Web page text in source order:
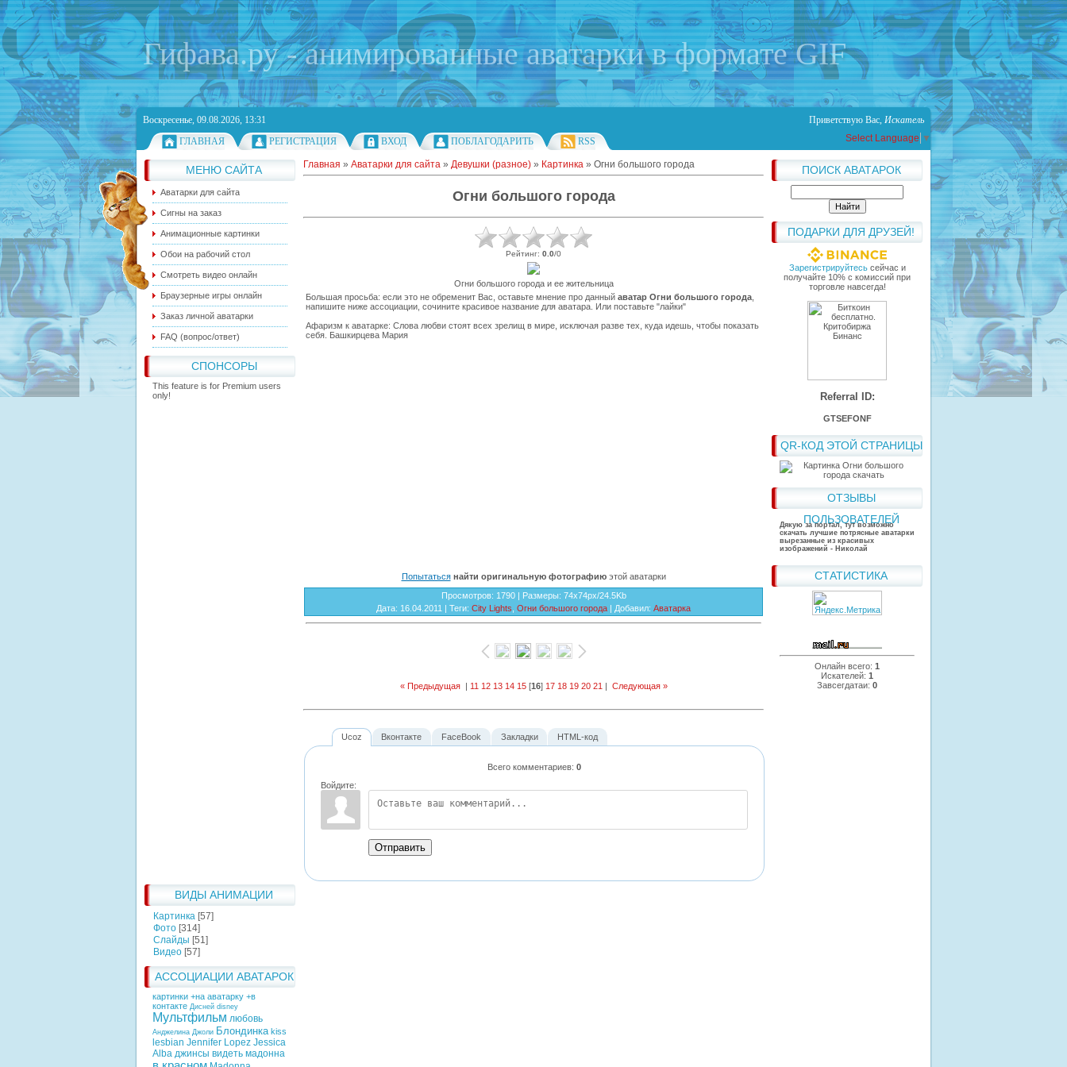
Гифава.ру - анимированные аватарки в формате GIF
Воскресенье, 09.08.2026, 13:31 Приветствую Вас, Искатель
ГЛАВНАЯ
РЕГИСТРАЦИЯ ВХОД ПОБЛАГОДАРИТЬ RSS Select Language ▼
МЕНЮ САЙТА
Аватарки для сайта
Сигны на заказ
Анимационные картинки
Обои на рабочий стол
Смотреть видео онлайн
Браузерные игры онлайн
Заказ личной аватарки
FAQ (вопрос/ответ)
СПОНСОРЫ
This feature is for Premium users
only!
ВИДЫ АНИМАЦИИ
Картинка [57]
Фото [314]
Слайды [51]
Видео [57]
АССОЦИАЦИИ АВАТАРОК
картинки +на аватарку +в
контакте Дисней disney
Мультфильм любовь
Анджелина Джоли Блондинка kiss
lesbian Jennifer Lopez Jessica
Alba джинсы видеть мадонна
ПОИСК АВАТАРОК
ПОДАРКИ ДЛЯ ДРУЗЕЙ!
Зарегистрируйтесьсейчас и
получайте 10% с комиссий при
торговле навсегда!
Referral ID:
GTSEFONF
QR-КОД ЭТОЙ СТРАНИЦЫ
ОТЗЫВЫ
ПОЛЬЗОВАТЕЛЕЙ
Дякую за портал, тут возможно
скачать лучшие потрясные аватарки
вырезанные из красивых
изображений - Николай
СТАТИСТИКА
Онлайн всего: 1
Искателей: 1
Завсегдатаи: 0
Главная » Аватарки для сайта » Девушки (разное) » Картинка » Огни большого города
Огни большого города
Рейтинг: 0.0/0
Огни большого города и ее жительница
Большая просьба: если это не обременит Вас, оставьте мнение про данный аватар Огни большого города
напишите ниже ассоциации, сочините красивое название для аватара. Или поставьте "лайки"
Афаризм к аватарке: Слова любви стоят всех зрелищ в мире, исключая разве тех, куда идешь, чтобы показать
себя. Башкирцева Мария
Попытаться найти оригинальную фотографиюэтой аватарки
Просмотров: 1790 | Размеры: 74x74px/24.5Kb
Дата: 16.04.2011 | Теги: City Lights Огни большого города | Добавил: Аватарка
« Предыдущая| 11 12 13 14 15[16] 17 18 19 20 21 | Следующая »
Ucoz
Всего комментариев: 0
Войдите:
Отправить
Вконтакте FaceBook Закладки HTML-код